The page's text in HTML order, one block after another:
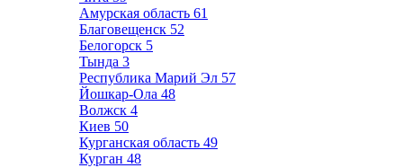
Амурская область 61
Благовещенск 52
Белогорск 5
Тында 3
Республика Марий Эл 57
Йошкар-Ола 48
Волжск 4
Киев 50
Курганская область 49
Курган 48